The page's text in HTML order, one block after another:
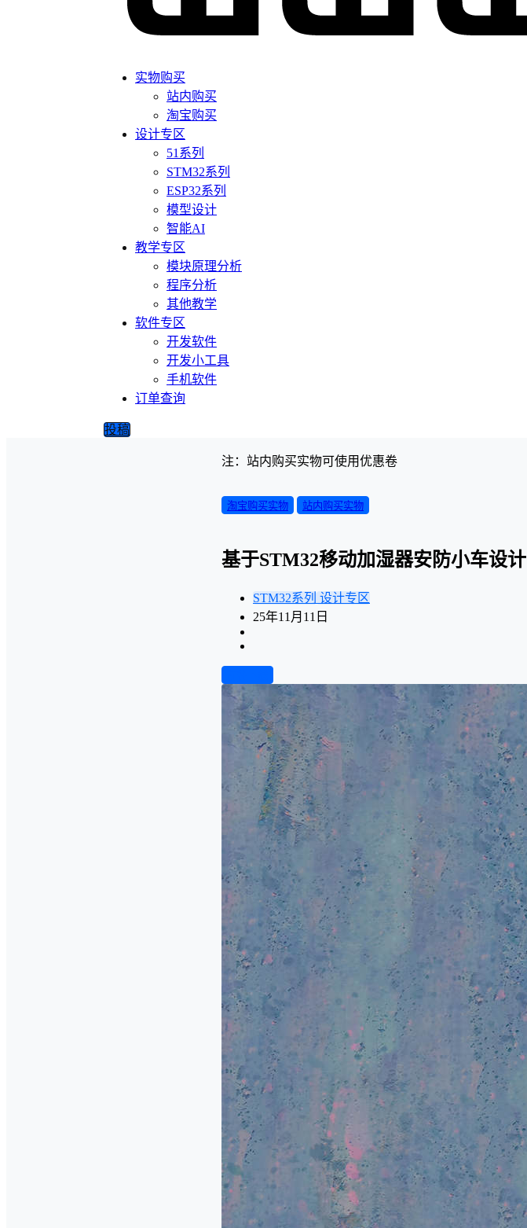
实物购买
站内购买
淘宝购买
设计专区
51系列
STM32系列
ESP32系列
模型设计
智能AI
教学专区
模块原理分析
程序分析
其他教学
软件专区
开发软件
开发小工具
手机软件
订单查询
投稿
注：站内购买实物可使用优惠卷
淘宝购买实物 站内购买实物
基于STM32移动加湿器安防小车设计
STM32系列 设计专区
25年11月11日